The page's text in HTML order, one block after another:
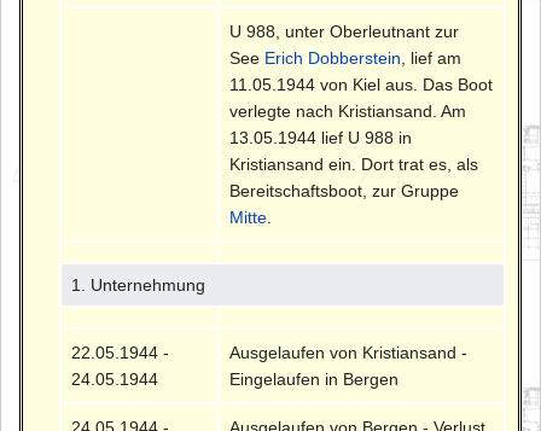
U 988, unter Oberleutnant zur
See Erich Dobberstein , lief am
11.05.1944 von Kiel aus. Das Boot
verlegte nach Kristiansand. Am
13.05.1944 lief U 988 in
Kristiansand ein. Dort trat es, als
Bereitschaftsboot, zur Gruppe
Mitte
1. Unternehmung
22.05.1944 -
24.05.1944
Ausgelaufen von Kristiansand -
Eingelaufen in Bergen